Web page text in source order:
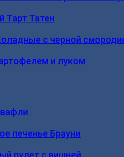
Тарт Татен
с черной
и луком
печенье Брауни
рулет с вишней